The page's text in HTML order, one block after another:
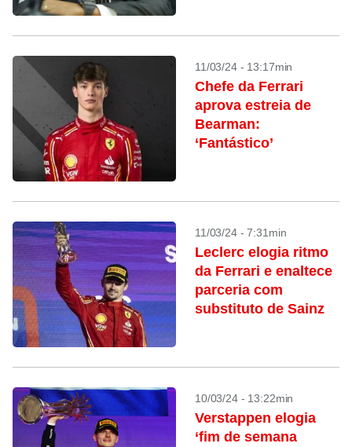
11/03/24 - 13:17min
Chefe da Ferrari
aprova estreia de
Bearman:
‘Fantástico’
11/03/24 - 7:31min
Leclerc elogia ritmo
da Ferrari e enaltece
parceria com
substituto de Sainz
10/03/24 - 13:22min
Verstappen elogia
‘fim de semana